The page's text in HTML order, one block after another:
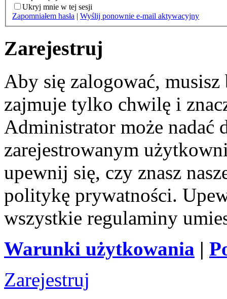
Ukryj mnie w tej sesji
Zapomniałem hasła | Wyślij ponownie e-mail aktywacyjny
Zarejestruj
Aby się zalogować,
zajmuje tylko chwilę i
Administrator może nadać
zarejestrowanym
upewnij się, czy znasz
politykę prywatności.
wszystkie regulaminy
Warunki użytkowania |
Zarejestruj